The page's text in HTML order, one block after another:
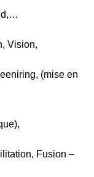
Vision,
(mise en
Fusion –